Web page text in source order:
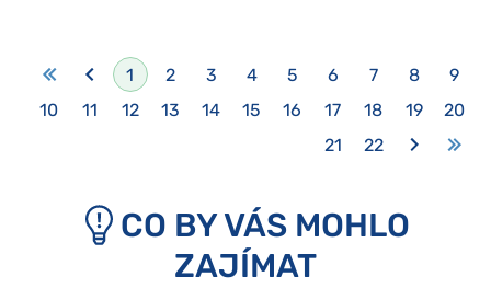
1 2 3 4 5 6 7 8
9
10
11 12 13 14 15 16 17 18 19
20
21
22
CO BY VÁS MOHLO
ZAJÍMAT